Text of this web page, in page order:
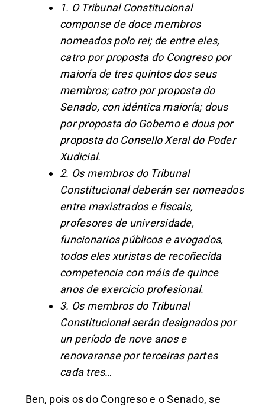
1. O Tribunal Constitucional
componse de doce membros
nomeados polo rei; de entre eles,
catro por proposta do Congreso por
maioría de tres quintos dos seus
membros; catro por proposta do
Senado, con idéntica maioría; dous
por proposta do Goberno e dous por
proposta do Consello Xeral do Poder
Xudicial.
2. Os membros do Tribunal
Constitucional deberán ser nomeados
entre maxistrados e fiscais,
profesores de universidade,
funcionarios públicos e avogados,
todos eles xuristas de recoñecida
competencia con máis de quince
anos de exercicio profesional.
3. Os membros do Tribunal
Constitucional serán designados por
un período de nove anos e
renovaranse por terceiras partes
cada tres…
Ben, pois os do Congreso e o Senado, se